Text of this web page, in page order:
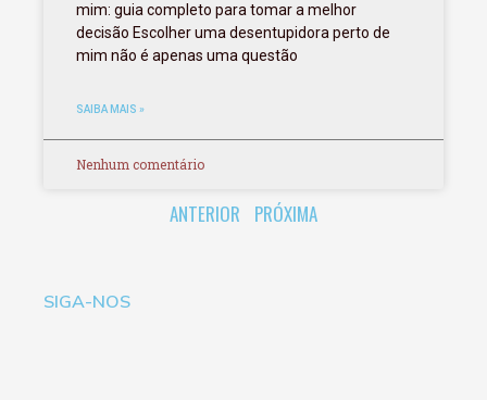
mim: guia completo para tomar a melhor
decisão Escolher uma desentupidora perto de
mim não é apenas uma questão
SAIBA MAIS »
Nenhum comentário
ANTERIOR PRÓXIMA
SIGA-NOS